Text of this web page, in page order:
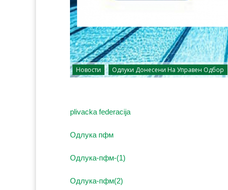
Новости Одлуки Донесени На Управен Одбор
plivacka federacija
Одлука пфм
Oдлука-пфм-(1)
Одлука-пфм(2)